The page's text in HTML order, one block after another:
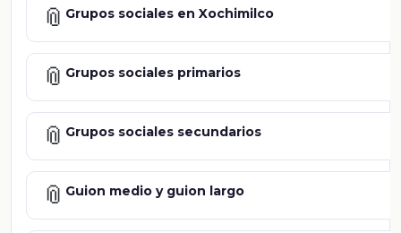
📎 Grupos sociales en Xochimilco
📎 Grupos sociales primarios
📎 Grupos sociales secundarios
📎 Guion medio y guion largo